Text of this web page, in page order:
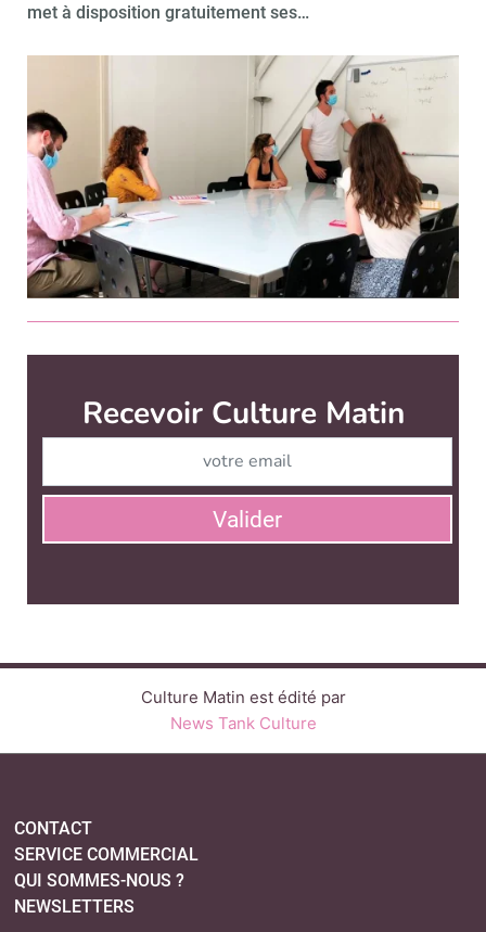
met à disposition gratuitement ses…
Culture Matin est édité par
News Tank Culture
QUI SOMMES-NOUS ?
LINKEDINTWITTERFACEBOOK
PLAN DU SITE
MENTIONS LÉGALES
POLITIQUE DE CONFIDENTIALITÉ
COOKIES